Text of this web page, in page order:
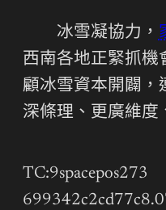
冰雪凝協力，
西南各地正緊抓機
顧冰雪資本開闢，
深條理、更廣維度
TC:9spacepos273